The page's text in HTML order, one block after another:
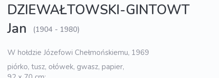
DZIEWAŁTOWSKI-GINTOWT
Jan
(1904 - 1980)
W hołdzie Józefowi Chełmońskiemu, 1969
piórko, tusz, ołówek, gwasz, papier,